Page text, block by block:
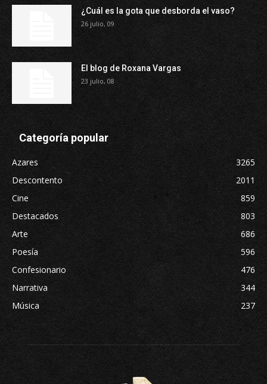
¿Cuál es la gota que desborda el vaso?
26 julio, 09
El blog de Roxana Vargas
23 julio, 08
Categoría popular
Azares
3265
Descontento
2011
Cine
859
Destacados
803
Arte
686
Poesía
596
Confesionario
476
Narrativa
344
Música
237